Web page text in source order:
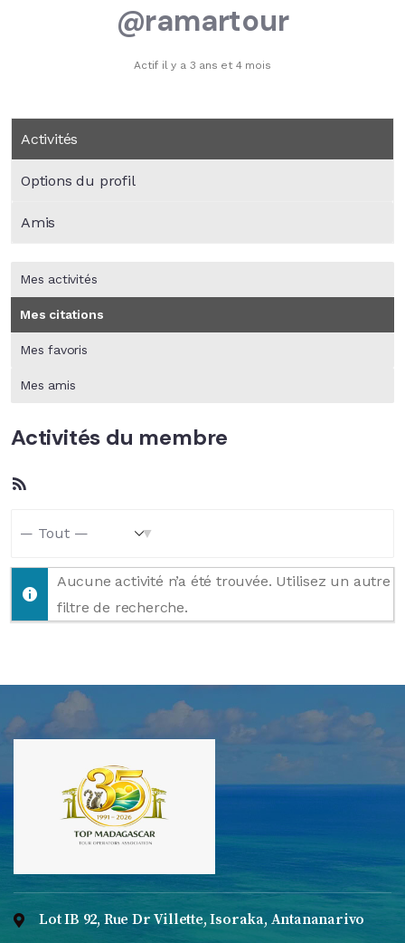
@ramartour
Actif il y a 3 ans et 4 mois
Activités
Options du profil
Amis
Mes activités
Mes citations
Mes favoris
Mes amis
Activités du membre
Flux
activité:
Aucune activité n’a été trouvée. Utilisez un autre
filtre de recherche.
Lot IB 92, Rue Dr Villette, Isoraka, Antananarivo